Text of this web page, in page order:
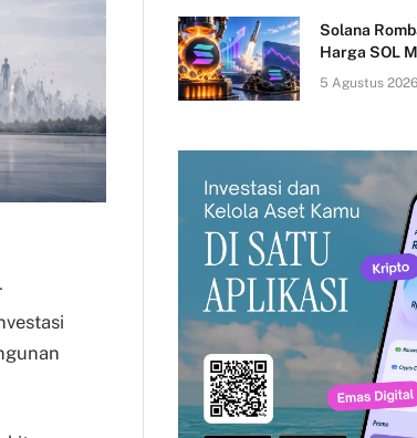
Solana
Harga SOL
5 Agustus 2026